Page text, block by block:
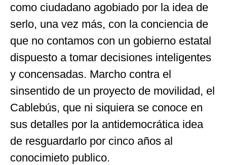
como ciudadano agobiado por la idea de
serlo, una vez más, con la conciencia de
que no contamos con un gobierno estatal
dispuesto a tomar decisiones inteligentes
y concensadas. Marcho contra el
sinsentido de un proyecto de movilidad, el
Cablebús, que ni siquiera se conoce en
sus detalles por la antidemocrática idea
de resguardarlo por cinco años al
conocimieto publico.